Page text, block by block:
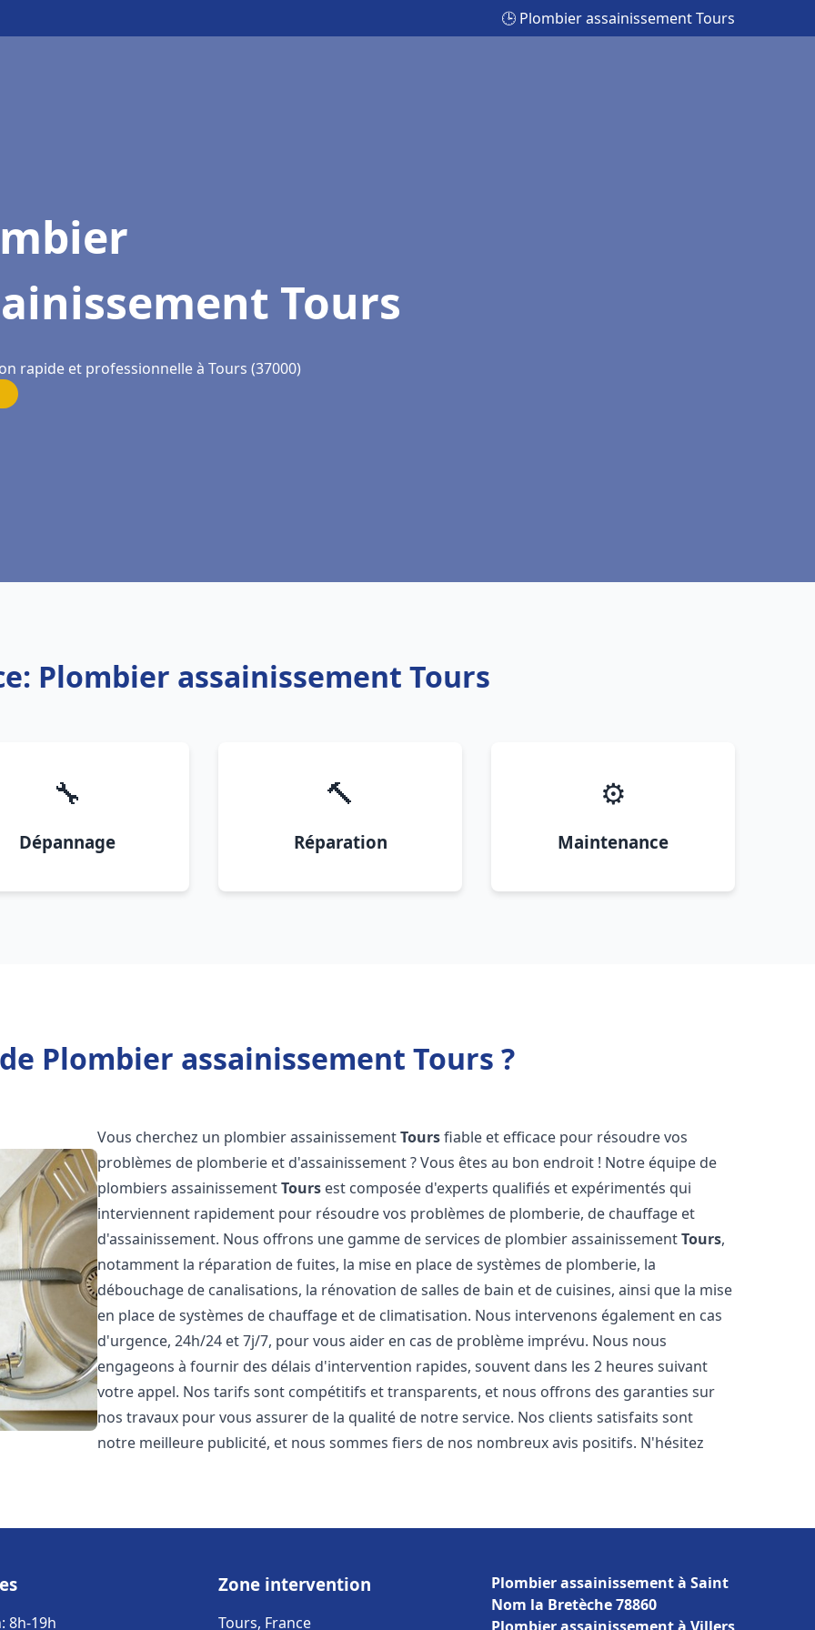
🕒 Plombier assainissement Tours
Tours
rapide et professionnelle à Tours (37000)
Plombier assainissement Tours
🔧
Dépannage
🔨
Réparation
⚙️
Maintenance
Plombier assainissement Tours ?
Vous cherchez un plombier assainissementToursfiable et efficace pour résoudre vos
problèmes de plomberie et d'assainissement ? Vous êtes au bon endroit ! Notre équipe de
plombiers assainissementTours est composée d'experts qualifiés et expérimentés qui
interviennent rapidement pour résoudre vos problèmes de plomberie, de chauffage et
d'assainissement. Nous offrons une gamme de services de plombier assainissementTours,
notamment la réparation de fuites, la mise en place de systèmes de plomberie, la
débouchage de canalisations, la rénovation de salles de bain et de cuisines, ainsi que la mise
en place de systèmes de chauffage et de climatisation. Nous intervenons également en cas
d'urgence, 24h/24 et 7j/7, pour vous aider en cas de problème imprévu. Nous nous
engageons à fournir des délais d'intervention rapides, souvent dans les 2 heures suivant
votre appel. Nos tarifs sont compétitifs et transparents, et nous offrons des garanties sur
nos travaux pour vous assurer de la qualité de notre service. Nos clients satisfaits sont
notre meilleure publicité, et nous sommes fiers de nos nombreux avis positifs. N'hésitez
8h-19h
Zone intervention
Tours, France
Plombier assainissement à Saint
Nom la Bretèche 78860